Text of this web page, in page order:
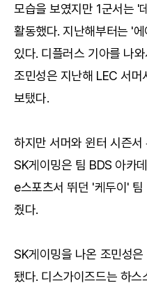
모습을 보였지만 1군서는 '
활동했다. 지난해부터는 '
있다. 디플러스 기아를 나
조민성은 지난해 LEC 서머
보탰다.
하지만 서머와 윈터 시즌
SK게이밍은 팀 BDS 아카
e스포츠서 뛰던 '케두이'
줬다.
SK게이밍을 나온 조민성
됐다. 디스가이즈드는 하